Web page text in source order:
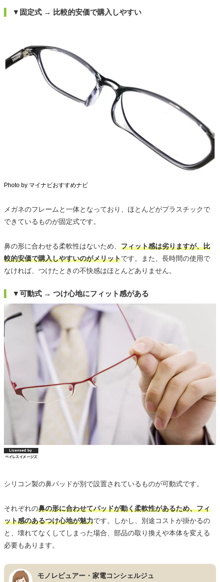
▼固定式 → 比較的安価で購入しやすい
Photo by マイナビおすすめナビ
メガネのフレームと一体となっており、ほとんどがプラスチックで
できているものが固定式です。
鼻の形に合わせる柔軟性はないため、 フィット感は劣りますが、比
較的安価で購入しやすいのがメリットです。また、長時間の使用で
なければ、つけたときの不快感はほとんどありません。
▼可動式 → つけ心地にフィット感がある
シリコン製の鼻パッドが別で設置されているものが可動式です。
それぞれの鼻の形に合わせてパッドが動く柔軟性があるため、フィ
ット感のあるつけ心地が魅力です。しかし、別途コストが掛かるの
と、壊れてなくしてしまった場合、部品の取り換えや本体を変える
必要もあります。
モノレビュアー・家電コンシェルジュ